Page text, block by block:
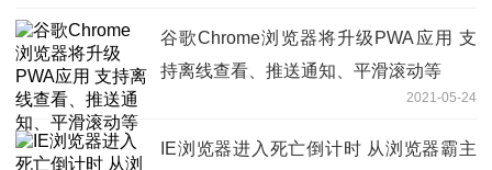
谷歌Chrome浏览器将升级PWA应用 支
持离线查看、推送通知、平滑滚动等
2021-05-24
IE浏览器进入死亡倒计时 从浏览器霸主